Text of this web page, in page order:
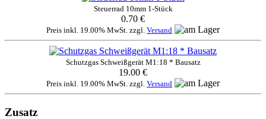
Steuerrad 10mm 1-Stück
0.70 €
Preis inkl. 19.00% MwSt. zzgl. Versand
Schutzgas Schweißgerät M1:18 * Bausatz
19.00 €
Preis inkl. 19.00% MwSt. zzgl. Versand
Zusatz